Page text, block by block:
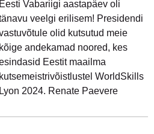
Eesti Vabariigi aastapäev oli
veelgi erilisem! Presidendi
olid kutsutud meie
kõige andekamad noored, kes
Eestit maailma
kutsemeistrivõistlustel WorldSkills
Lyon 2024. Renate Paevere